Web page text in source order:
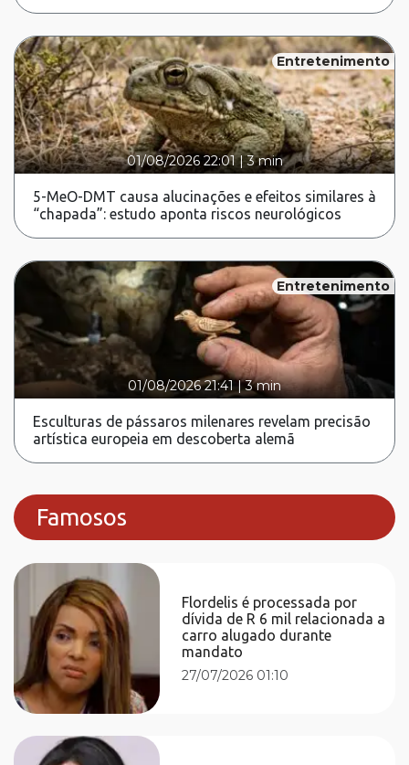
Entretenimento
01/08/2026 22:01|3 min
5-MeO-DMT causa alucinações e efeitos similares à
“chapada”: estudo aponta riscos neurológicos
Entretenimento
01/08/2026 21:41 |3 min
Esculturas de pássaros milenares revelam precisão
artística europeia em descoberta alemã
Famosos
Flordelis é processada por
dívida de R 6 mil relacionada a
carro alugado durante
mandato
27/07/2026 01:10